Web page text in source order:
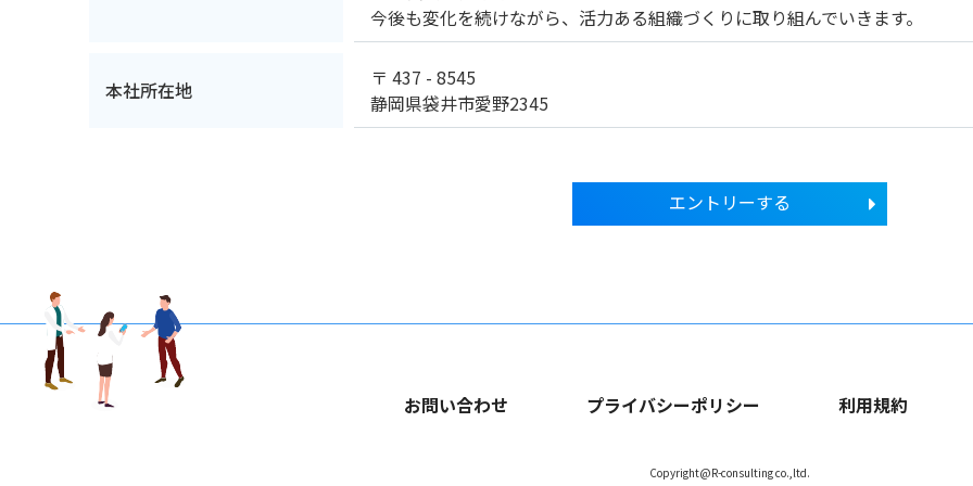
今後も変化を続けながら、活力ある組織づくりに取り組んでいきます。
本社所在地
〒 437 - 8545
静岡県袋井市愛野2345
エントリーする
お問い合わせ プライバシーポリシー 利用規約
Copyright@R-consulting co.,ltd.